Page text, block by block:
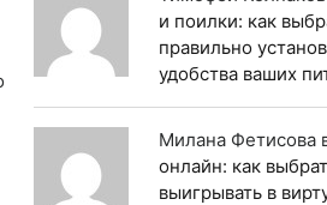
и поилки: как
правильно
удобства ваших
Милана Фетисова
онлайн: как
выигрывать в